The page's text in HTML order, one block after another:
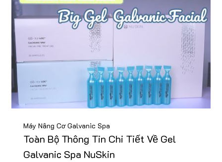
Máy Nâng Cơ Galvanic Spa
Toàn Bộ Thông Tin Chi Tiết Về Gel
Galvanic Spa NuSkin